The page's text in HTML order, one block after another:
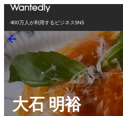
400万人が利用するビジネスSNS
大石 明裕